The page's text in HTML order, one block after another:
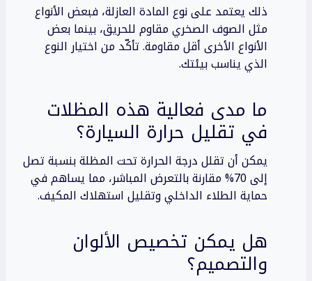
ذلك يعتمد على نوع المادة العازلة، فبعض الأنواع
مثل الصوف الصخري مقاوم للحريق، بينما بعض
الأنواع الأخرى أقل مقاومة. تأكّد من اختيار النوع
الذي يناسب بيئتك.
ما مدى فعالية هذه المظلات
في تقليل حرارة السيارة؟
يمكن أن تقلل درجة الحرارة تحت المظلة بنسبة تصل
إلى 70% مقارنة بالتعرض المباشر، مما يساهم في
حماية الطلاء الداخلي وتقليل استهلاك المكيف.
هل يمكن تخصيص الألوان
والتصميم؟